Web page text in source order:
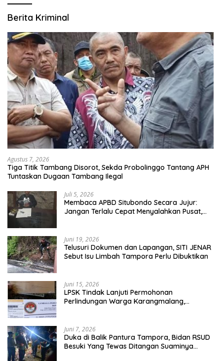
Berita Kriminal
Agustus 7, 2026
Tiga Titik Tambang Disorot, Sekda Probolinggo Tantang APH
Tuntaskan Dugaan Tambang Ilegal
Juli 5, 2026
Membaca APBD Situbondo Secara Jujur:
Jangan Terlalu Cepat Menyalahkan Pusat,
Juni 19, 2026
Telusuri Dokumen dan Lapangan, SITI JENAR
Sebut Isu Limbah Tampora Perlu Dibuktikan
Juni 15, 2026
LPSK Tindak Lanjuti Permohonan
Perlindungan Warga Karangmalang,
Juni 7, 2026
Duka di Balik Pantura Tampora, Bidan RSUD
Besuki Yang Tewas Ditangan Suaminya